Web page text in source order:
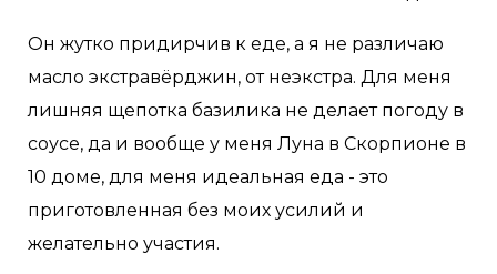
Он жутко придирчив к еде, а я не различаю
масло экстравёрджин, от неэкстра. Для меня
лишняя щепотка базилика не делает погоду в
соусе, да и вообще у меня Луна в Скорпионе в
10 доме, для меня идеальная еда - это
приготовленная без моих усилий и
желательно участия.